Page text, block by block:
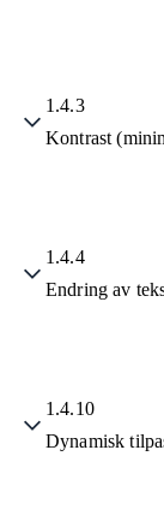
1.4.3
Kontrast
1.4.4
Endring av
1.4.10
Dynamisk